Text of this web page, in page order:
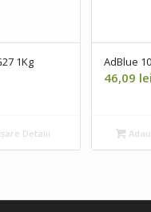
1Kg
Detalii
AdBlue
46,09 lei